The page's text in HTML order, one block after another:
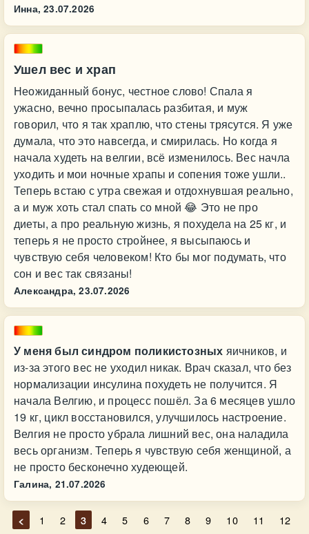
Инна, 23.07.2026
Ушел вес и храп
Неожиданный бонус, честное слово! Спала я
ужасно, вечно просыпалась разбитая, и муж
говорил, что я так храплю, что стены трясутся. Я уже
думала, что это навсегда, и смирилась. Но когда я
начала худеть на велгии, всё изменилось. Вес начла
уходить и мои ночные храпы и сопения тоже ушли..
Теперь встаю с утра свежая и отдохнувшая реально,
а и муж хоть стал спать со мной 😂 Это не про
диеты, а про реальную жизнь, я похудела на 25 кг, и
теперь я не просто стройнее, я высыпаюсь и
чувствую себя человеком! Кто бы мог подумать, что
сон и вес так связаны!
Александра, 23.07.2026
У меня был синдром поликистозных яичников, и
из-за этого вес не уходил никак. Врач сказал, что без
нормализации инсулина похудеть не получится. Я
начала Велгию, и процесс пошёл. За 6 месяцев ушло
19 кг, цикл восстановился, улучшилось настроение.
Велгия не просто убрала лишний вес, она наладила
весь организм. Теперь я чувствую себя женщиной, а
не просто бесконечно худеющей.
Галина, 21.07.2026
< 1 2 3 4 5 6 7 8 9 10 11
12